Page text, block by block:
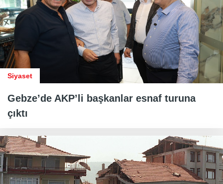
Siyaset
Gebze’de AKP’li başkanlar esnaf turuna
çıktı